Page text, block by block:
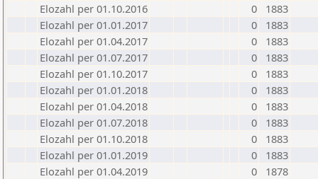
Elozahl per 01.10.2016
0
1883
Elozahl per 01.01.2017
0
1883
Elozahl per 01.04.2017
0
1883
Elozahl per 01.07.2017
0
1883
Elozahl per 01.10.2017
0
1883
Elozahl per 01.01.2018
0
1883
Elozahl per 01.04.2018
0
1883
Elozahl per 01.07.2018
0
1883
Elozahl per 01.10.2018
0
1883
Elozahl per 01.01.2019
0
1883
Elozahl per 01.04.2019
0
1878